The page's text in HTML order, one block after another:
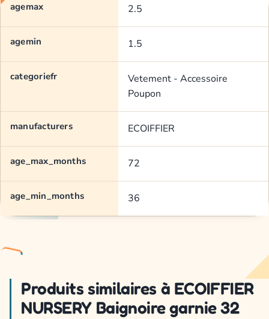
agemax 2.5
agemin 1.5
categoriefr
Vetement - Accessoire
Poupon
manufacturers ECOIFFIER
age_max_months 72
age_min_months 36
Produits similaires à ECOIFFIER
NURSERY Baignoire garnie 32